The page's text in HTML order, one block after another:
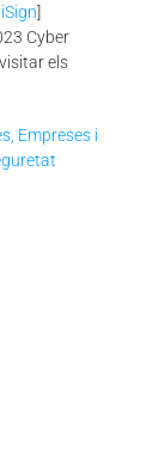
]
Cyber
els
Empreses i